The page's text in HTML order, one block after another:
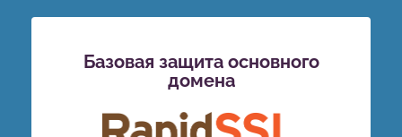
Базовая защита основного
домена